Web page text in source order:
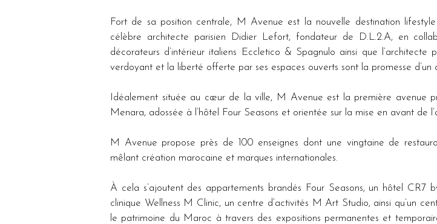
Fort de sa position centrale, M Avenue est la nouvelle destination
célèbre architecte parisien Didier Lefort, fondateur de D.L.2.A, en
décorateurs d’intérieur italiens Eccletico & Spagnulo ainsi que
verdoyant et la liberté offerte par ses espaces ouverts sont la promesse
Idéalement située au cœur de la ville, M Avenue est la première avenue
Menara, adossée à l’hôtel Four Seasons et orientée sur la mise en avant de
M Avenue propose près de 100 enseignes dont une vingtaine de
mêlant création marocaine et marques internationales.
À cela s’ajoutent des appartements brandés Four Seasons, un hôtel CR7
clinique Wellness M Clinic, un centre d’activités M Art Studio, ainsi qu’un
le patrimoine du Maroc à travers des expositions permanentes et